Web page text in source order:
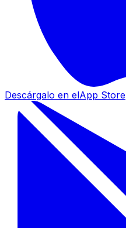
Descárgalo en elApp Store